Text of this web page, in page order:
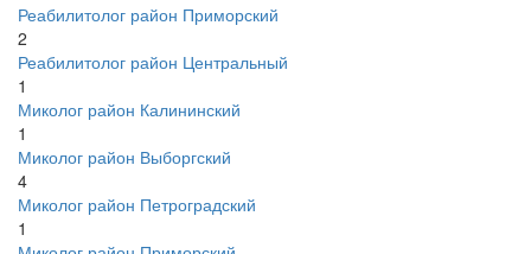
Реабилитолог район Приморский
2
Реабилитолог район Центральный
1
Миколог район Калининский
1
Миколог район Выборгский
4
Миколог район Петроградский
1